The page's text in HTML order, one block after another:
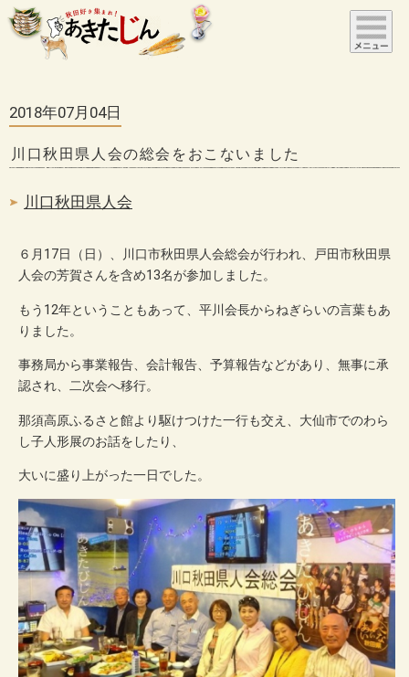
2018年07月04日
川口秋田県人会の総会をおこないました
川口秋田県人会
６月17日（日）、川口市秋田県人会総会が行われ、戸田市秋田県
人会の芳賀さんを含め13名が参加しました。
もう12年ということもあって、平川会長からねぎらいの言葉もあ
りました。
事務局から事業報告、会計報告、予算報告などがあり、無事に承
認され、二次会へ移行。
那須高原ふるさと館より駆けつけた一行も交え、大仙市でのわら
し子人形展のお話をしたり、
大いに盛り上がった一日でした。